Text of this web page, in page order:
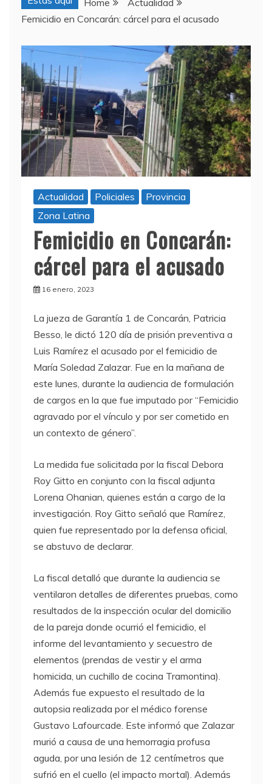
Home
Actualidad
Femicidio en Concarán: cárcel para el acusado
Actualidad Policiales
Provincia
Zona Latina
Femicidio en Concarán:
cárcel para el acusado
16 enero, 2023
La jueza de Garantía 1 de Concarán, Patricia
Besso, le dictó 120 día de prisión preventiva a
Luis Ramírez el acusado por el femicidio de
María Soledad Zalazar. Fue en la mañana de
este lunes, durante la audiencia de formulación
de cargos en la que fue imputado por “Femicidio
agravado por el vínculo y por ser cometido en
un contexto de género”.
La medida fue solicitada por la fiscal Debora
Roy Gitto en conjunto con la fiscal adjunta
Lorena Ohanian, quienes están a cargo de la
investigación. Roy Gitto señaló que Ramírez,
quien fue representado por la defensa oficial,
se abstuvo de declarar.
La fiscal detalló que durante la audiencia se
ventilaron detalles de diferentes pruebas, como
resultados de la inspección ocular del domicilio
de la pareja donde ocurrió el femicidio, el
informe del levantamiento y secuestro de
elementos (prendas de vestir y el arma
homicida, un cuchillo de cocina Tramontina).
Además fue expuesto el resultado de la
autopsia realizada por el médico forense
Gustavo Lafourcade. Este informó que Zalazar
murió a causa de una hemorragia profusa
aguda, por una lesión de 12 centímetros que
sufrió en el cuello (el impacto mortal). Además